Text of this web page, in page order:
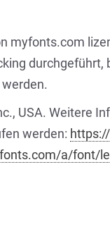
myfonts.com
durchgeführt,
USA. Weitere
werden:
a/font/